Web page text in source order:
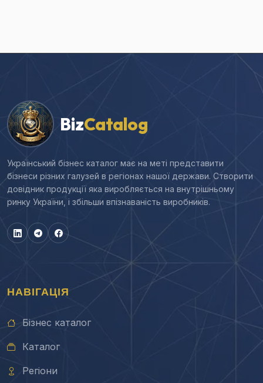
BizCatalog
Український бізнес каталог має на меті представити
бізнеси різних галузей в регіонах нашої держави. Створити
довідник продукції яка виробляється на внутрішньому
ринку України, і збільши впізнаваність виробників.
НАВІГАЦІЯ
Бізнес каталог
Каталог
Регіони